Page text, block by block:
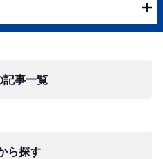
記事一覧
ら探す